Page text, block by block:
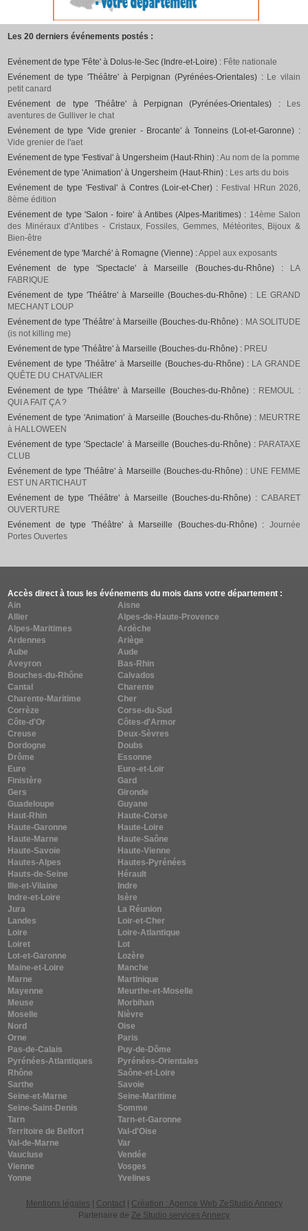
Les 20 derniers événements postés :
Evénement de type 'Fête' à Dolus-le-Sec (Indre-et-Loire) : Fête nationale
Evénement de type 'Théâtre' à Perpignan (Pyrénées-Orientales) : Le vilain
petit canard
Evénement de type 'Théâtre' à Perpignan (Pyrénées-Orientales) :
Les
aventures de Gulliver le chat
Evénement de type 'Vide grenier - Brocante' à Tonneins (Lot-et-Garonne) :
Vide grenier de l'aet
Evénement de type 'Festival' à Ungersheim (Haut-Rhin) :Au nom de la pomme
Evénement de type 'Animation' à Ungersheim (Haut-Rhin) : Les arts du bois
Evénement de type 'Festival' à Contres (Loir-et-Cher) : Festival HRun 2026,
8ème édition
Evénement de type 'Salon - foire' à Antibes (Alpes-Maritimes) : 14ème Salon
des Minéraux d'Antibes - Cristaux, Fossiles, Gemmes, Météorites, Bijoux &
Bien-être
Evénement de type 'Marché' à Romagne (Vienne) :Appel aux exposants
Evénement de type 'Spectacle' à Marseille (Bouches-du-Rhône) :
LA
FABRIQUE
Evénement de type 'Théâtre' à Marseille (Bouches-du-Rhône) : LE GRAND
MECHANT LOUP
Evénement de type 'Théâtre' à Marseille (Bouches-du-Rhône) : MA SOLITUDE
(is not killing me)
Evénement de type 'Théâtre' à Marseille (Bouches-du-Rhône) : PREU
Evénement de type 'Théâtre' à Marseille (Bouches-du-Rhône) : LA GRANDE
QUÊTE DU CHATVALIER
Evénement de type 'Théâtre' à Marseille (Bouches-du-Rhône) : REMOUL :
QUI A FAIT ÇA ?
Evénement de type 'Animation' à Marseille (Bouches-du-Rhône) : MEURTRE
à HALLOWEEN
Evénement de type 'Spectacle' à Marseille (Bouches-du-Rhône) : PARATAXE
CLUB
Evénement de type 'Théâtre' à Marseille (Bouches-du-Rhône) : UNE FEMME
EST UN ARTICHAUT
Evénement de type 'Théâtre' à Marseille (Bouches-du-Rhône) : CABARET
OUVERTURE
Evénement de type 'Théâtre' à Marseille (Bouches-du-Rhône) : Journée
Portes Ouvertes
Accès direct à tous les événements du mois dans votre département :
Ain
Aisne
Allier
Alpes-de-Haute-Provence
Alpes-Maritimes
Ardèche
Ardennes
Ariège
Aube
Aude
Aveyron
Bas-Rhin
Bouches-du-Rhône
Calvados
Cantal
Charente
Charente-Maritime
Cher
Corrèze
Corse-du-Sud
Côte-d'Or
Côtes-d'Armor
Creuse
Deux-Sèvres
Dordogne
Doubs
Drôme
Essonne
Eure
Eure-et-Loir
Finistère
Gard
Gers
Gironde
Guadeloupe
Guyane
Haut-Rhin
Haute-Corse
Haute-Garonne
Haute-Loire
Haute-Marne
Haute-Saône
Haute-Savoie
Haute-Vienne
Hautes-Alpes
Hautes-Pyrénées
Hauts-de-Seine
Hérault
Ille-et-Vilaine
Indre
Indre-et-Loire
Isère
Jura
La Réunion
Landes
Loir-et-Cher
Loire
Loire-Atlantique
Loiret
Lot
Lot-et-Garonne
Lozère
Maine-et-Loire
Manche
Marne
Martinique
Mayenne
Meurthe-et-Moselle
Meuse
Morbihan
Moselle
Nièvre
Nord
Oise
Orne
Paris
Pas-de-Calais
Puy-de-Dôme
Pyrénées-Atlantiques
Pyrénées-Orientales
Rhône
Saône-et-Loire
Sarthe
Savoie
Seine-et-Marne
Seine-Maritime
Seine-Saint-Denis
Somme
Tarn
Tarn-et-Garonne
Territoire de Belfort
Val-d'Oise
Val-de-Marne
Var
Vaucluse
Vendée
Vienne
Vosges
Yonne
Yvelines
Mentions légales Contact|
Création : Agence Web ZeStudio Annecy
Partenaire de Ze Studio services Annecy